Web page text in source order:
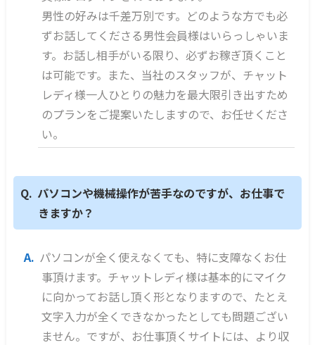
男性の好みは千差万別です。どのような方でも必
ずお話してくださる男性会員様はいらっしゃいま
す。お話し相手がいる限り、必ずお稼ぎ頂くこと
は可能です。また、当社のスタッフが、チャット
レディ様一人ひとりの魅力を最大限引き出すため
のプランをご提案いたしますので、お任せくださ
い。
パソコンや機械操作が苦手なのですが、お仕事で
きますか？
パソコンが全く使えなくても、特に支障なくお仕
事頂けます。チャットレディ様は基本的にマイク
に向かってお話し頂く形となりますので、たとえ
文字入力が全くできなかったとしても問題ござい
ません。ですが、お仕事頂くサイトには、より収